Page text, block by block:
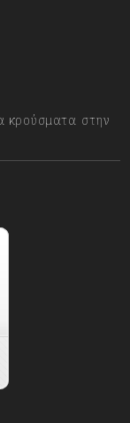
κρούσματα στην